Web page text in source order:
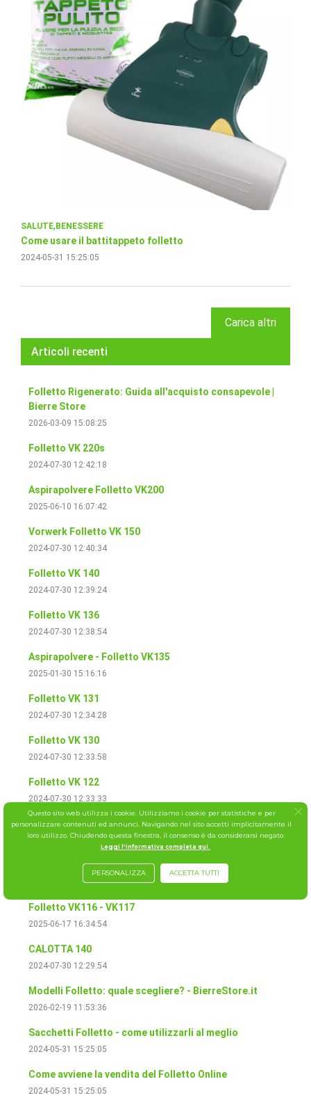
SALUTE BENESSERE
Come usare il battitappeto folletto
2024-05-31 15:25:05
Carica altri
Articoli recenti
Folletto Rigenerato: Guida all'acquisto consapevole |
Bierre Store
2026-03-09 15:08:25
Folletto VK 220s
2024-07-30 12:42:18
Aspirapolvere Folletto VK200
2025-06-10 16:07:42
Vorwerk Folletto VK 150
2024-07-30 12:40:34
Folletto VK 140
2024-07-30 12:39:24
Folletto VK 136
2024-07-30 12:38:54
Aspirapolvere - Folletto VK135
2025-01-30 15:16:16
Folletto VK 131
2024-07-30 12:34:28
Folletto VK 130
2024-07-30 12:33:58
Folletto VK 122
2024-07-30 12:33:33
Folletto VK 121
2024-07-30 12:31:48
Folletto VK 120
2025-01-30 15:18:30
Folletto VK116 - VK117
2025-06-17 16:34:54
CALOTTA 140
2024-07-30 12:29:54
Modelli Folletto: quale scegliere? - BierreStore.it
2026-02-19 11:53:36
Sacchetti Folletto - come utilizzarli al meglio
2024-05-31 15:25:05
Come avviene la vendita del Folletto Online
2024-05-31 15:25:05
Questo sito web utilizza i cookie. Utilizziamo i cookie per statistiche e per
personalizzare contenuti ed annunci. Navigando nel sito accetti implicitamente il
loro utilizzo. Chiudendo questa finestra, il consenso è da considerarsi negato.
Leggi l'informativa completa qui.
PERSONALIZZA ACCETTA TUTTI